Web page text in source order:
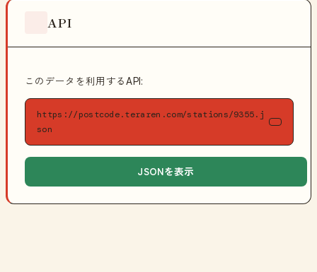
API
このデータを利用するAPI:
https://postcode.teraren.com/stations/9355.j
son
JSONを表示